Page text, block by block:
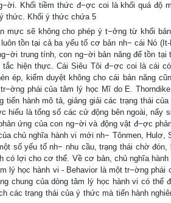
Khối tiềm thức đ−ợc coi là khối quá độ
thức. Khối ý thức chứa 5
mực sẽ không cho phép ý t−ởng từ khối
tồn tại cả ba yếu tố cơ bản nh− cái Nó
trung tính, con ng−ời bản năng để tồn tại
hiện thực. Cái Siêu Tôi đ−ợc coi là cái
ép, kiểm duyệt không cho cái bản năng
phái của tâm lý học Mĩ do E.
tiến hành mô tả, giảng giải các trạng thái
là tổng số các cử động bên ngoài, nẩy
ứng của con ng−ời và động vật đ−ợc
chủ nghĩa hành vi mới nh− Tônmen, Hulơ,
số yếu tố nh− nhu cầu, trạng thái chờ đón,
có lợi cho cơ thể. Về cơ bản, chủ nghĩa
lý học hành vi - Behavior là một tr−ờng phái
chung của dòng tâm lý học hành vi có
các trạng thái của ý thức mà tiến hành